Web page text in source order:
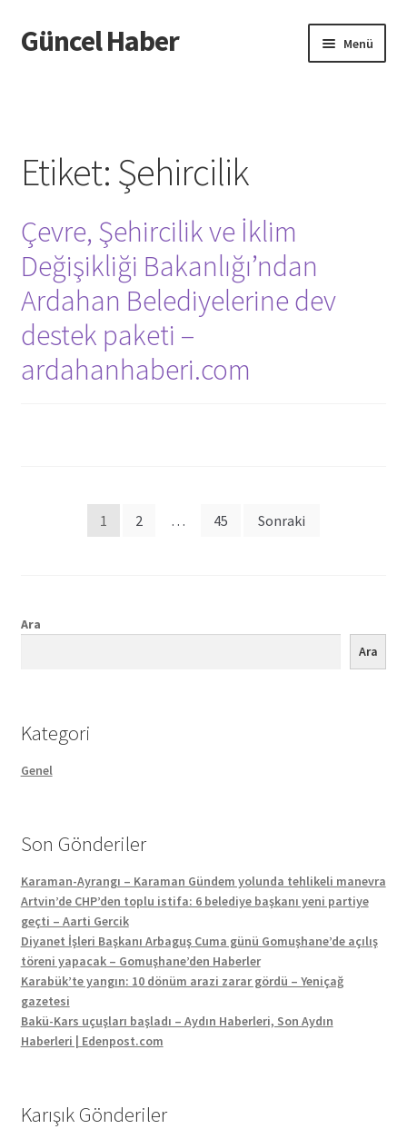
Dolaşıma
geç
İçeriğe
geç
Güncel Haber Menü
Etiket: Şehircilik
Çevre, Şehircilik ve İklim
Değişikliği Bakanlığı’ndan
Ardahan Belediyelerine dev
destek paketi –
ardahanhaberi.com
1 2 … 45 Sonraki
Ara
Ara
Kategori
Genel
Son Gönderiler
Karaman-Ayrangı – Karaman Gündem yolunda tehlikeli manevra
Artvin’de CHP’den toplu istifa: 6 belediye başkanı yeni partiye
geçti – Aarti Gercik
Diyanet İşleri Başkanı Arbaguş Cuma günü Gomuşhane’de açılış
töreni yapacak – Gomuşhane’den Haberler
Karabük’te yangın: 10 dönüm arazi zarar gördü – Yeniçağ
gazetesi
Bakü-Kars uçuşları başladı – Aydın Haberleri, Son Aydın
Haberleri | Edenpost.com
Karışık Gönderiler